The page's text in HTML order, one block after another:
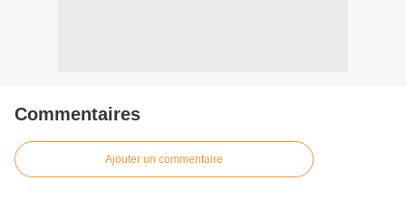
Commentaires
Ajouter un commentaire